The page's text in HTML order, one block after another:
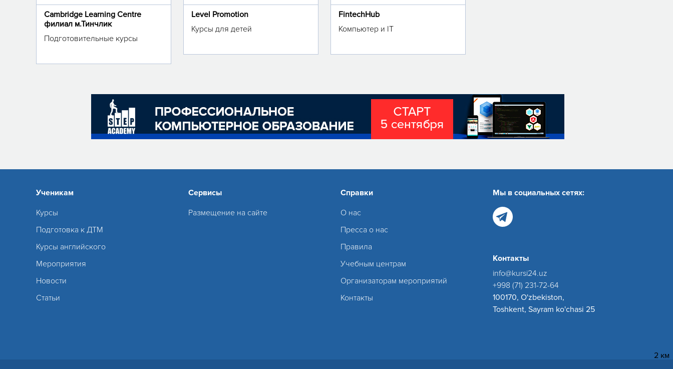
2 км
Cambridge Learning Centre
филиал м.Тинчлик
Подготовительные курсы
Level Promotion
Курсы для детей
FintechHub
Компьютер и IT
Ученикам
Курсы
Подготовка к ДТМ
Курсы английского
Мероприятия
Новости
Статьи
Сервисы
Размещение на сайте
Справки
О нас
Пресса о нас
Правила
Учебным центрам
Организаторам мероприятий
Контакты
Мы в социальных сетях:
Контакты
info@kursi24.uz
+998 (71) 231-72-64
100170, O'zbekiston,
Toshkent, Sayram ko'chasi 25